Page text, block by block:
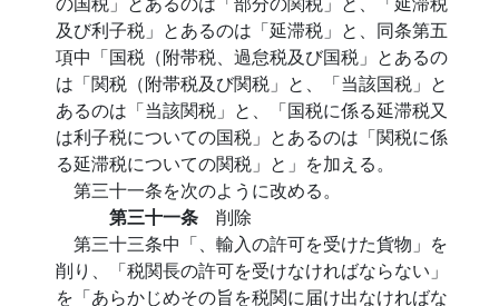
及び利子税」とあるのは「延滞税」と、同条第五
項中「国税（附帯税、過怠税及び国税」とあるの
は「関税（附帯税及び関税」と、「当該国税」と
あるのは「当該関税」と、「国税に係る延滞税又
は利子税についての国税」とあるのは「関税に係
る延滞税についての関税」と」を加える。
第三十一条を次のように改める。
第三十一条 削除
第三十三条中「、輸入の許可を受けた貨物」を
削り、「税関長の許可を受けなければならない」
を「あらかじめその旨を税関に届け出なければな